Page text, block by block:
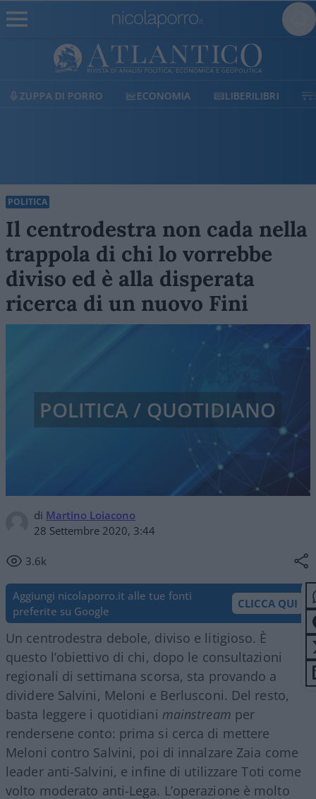
ECONOMIA LIBERILIBRI SHOP SOSTIENICI
POLITICA
Il centrodestra non cada nella
trappola di chi lo vorrebbe
diviso ed è alla disperata
ricerca di un nuovo Fini
di Martino Loiacono
28 Settembre 2020, 3:44
3.6k
POLITICA / QUOTIDIANO
Aggiungi nicolaporro.it alle tue fonti
preferite su Google
CLICCA QUI
Un centrodestra debole, diviso e litigioso. È
questo l’obiettivo di chi, dopo le consultazioni
regionali di settimana scorsa, sta provando a
dividere Salvini, Meloni e Berlusconi. Del resto,
basta leggere i quotidiani mainstream per
rendersene conto: prima si cerca di mettere
Meloni contro Salvini, poi di innalzare Zaia come
leader anti-Salvini, e infine di utilizzare Toti come
volto moderato anti-Lega. L’operazione è molto